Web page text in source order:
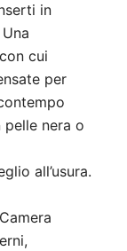
in
cui
per
pelle nera o
all’usura.